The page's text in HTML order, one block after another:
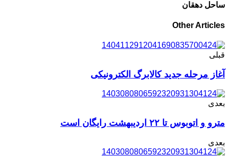
ساحل دهقان
Other Articles
قبلی
آغاز مرحله جدید کالابرگ الکترونیکی
بعدی
‌مترو و اتوبوس تا ۲۲ اردیبهشت رایگان است
بعدی